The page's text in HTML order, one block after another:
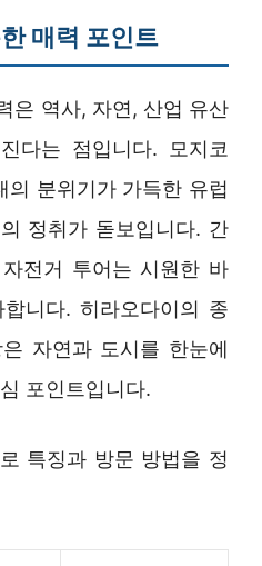
매력 포인트
은 역사, 자연, 산업 유산
다는 점입니다. 모지코
의 분위기가 가득한 유럽
정취가 돋보입니다. 간
전거 투어는 시원한 바
니다. 히라오다이의 종
자연과 도시를 한눈에
포인트입니다.
특징과 방문 방법을 정